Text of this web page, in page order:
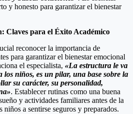
y honesto para garantizar el bienestar
Claves para el Éxito Académico
reconocer la importancia de
para garantizar el bienestar emocional
el especialista, «La estructura le va
los niños, es un pilar, una base sobre la
su carácter, su personalidad,
. Establecer rutinas como una buena
y actividades familiares antes de la
niños a sentirse seguros y preparados.